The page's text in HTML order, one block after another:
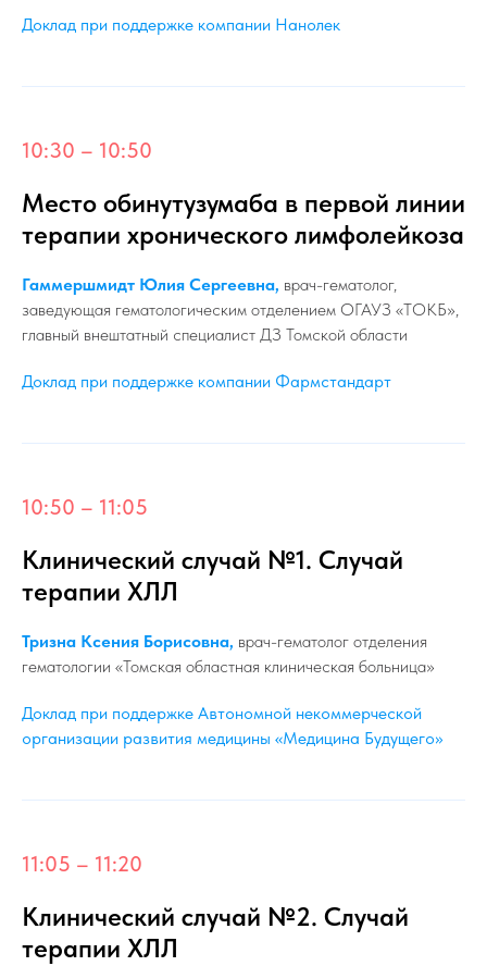
Доклад при поддержке компании Нанолек
10:30 – 10:50
Место обинутузумаба в первой линии
терапии хронического лимфолейкоза
Гаммершмидт Юлия Сергеевна, врач-гематолог,
заведующая гематологическим отделением ОГАУЗ «ТОКБ»,
главный внештатный специалист ДЗ Томской области
Доклад при поддержке компании Фармстандарт
10:50 – 11:05
Клинический случай №1. Случай
терапии ХЛЛ
Тризна Ксения Борисовна, врач-гематолог отделения
гематологии «Томская областная клиническая больница»
Доклад при поддержке Автономной некоммерческой
организации развития медицины «Медицина Будущего»
11:05 – 11:20
Клинический случай №2. Случай
терапии ХЛЛ